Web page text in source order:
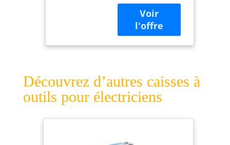
Découvrez d’autres caisses à
outils pour électriciens